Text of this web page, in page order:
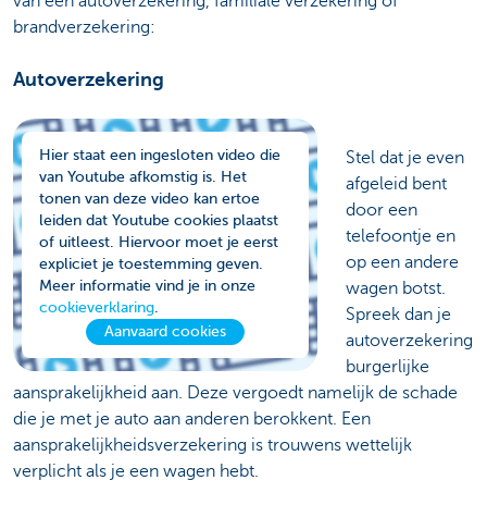
brandverzekering:
Autoverzekering
Hier staat een ingesloten video die
van Youtube afkomstig is. Het
tonen van deze video kan ertoe
leiden dat Youtube cookies plaatst
of uitleest. Hiervoor moet je eerst
expliciet je toestemming geven.
Meer informatie vind je in onze
cookieverklaring.
Aanvaard cookies
Stel dat je even
afgeleid bent
door een
telefoontje en
op een andere
wagen botst.
Spreek dan je
autoverzekering
burgerlijke
aansprakelijkheid aan. Deze vergoedt namelijk de schade
die je met je auto aan anderen berokkent. Een
aansprakelijkheidsverzekering is trouwens wettelijk
verplicht als je een wagen hebt.